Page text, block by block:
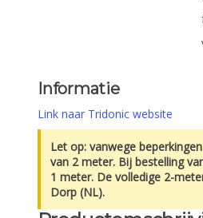
Informatie
Link naar Tridonic website
Let op: vanwege
van 2 meter. Bij bestelling
1 meter. De volledige 2-
Dorp (NL).